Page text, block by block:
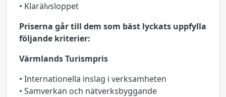
• Klarälvsloppet
Priserna går till dem som bäst lyckats uppfylla
följande kriterier:
Värmlands Turismpris
• Internationella inslag i verksamheten
• Samverkan och nätverksbyggande